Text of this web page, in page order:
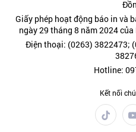
Giấy phép hoạt động báo in và
ngày 29 tháng 8 năm 2024
Điện thoại: (0263) 3822473;
Hotline:
Kết nối